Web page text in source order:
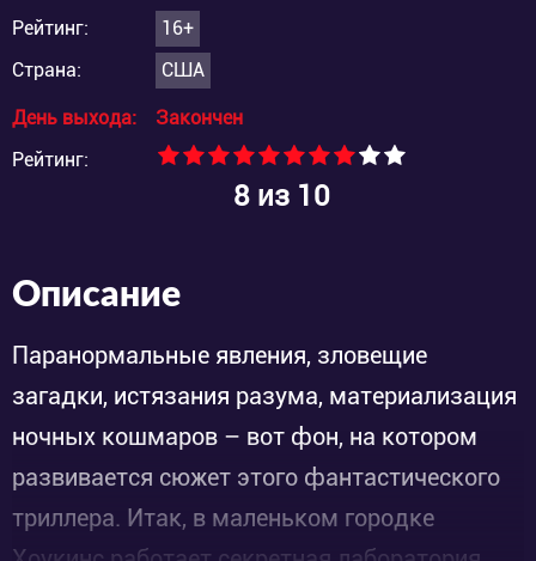
Рейтинг:
16+
Страна:
США
День выхода:
Закончен
Рейтинг:
8из 10
Описание
Паранормальные явления, зловещие
загадки, истязания разума, материализация
ночных кошмаров – вот фон, на котором
развивается сюжет этого фантастического
триллера. Итак, в маленьком городке